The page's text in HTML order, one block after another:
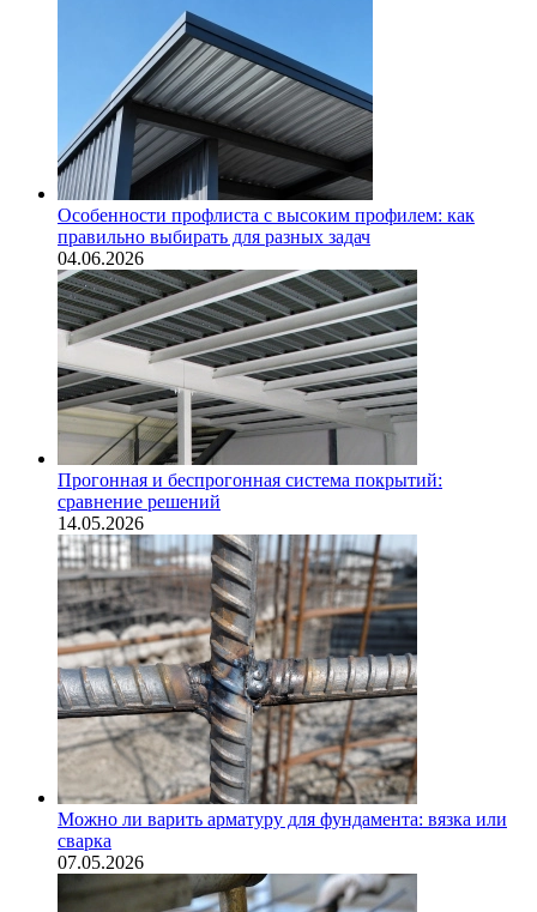
Особенности профлиста с высоким профилем: как
правильно выбирать для разных задач
04.06.2026
Прогонная и беспрогонная система покрытий:
сравнение решений
14.05.2026
Можно ли варить арматуру для фундамента: вязка или
сварка
07.05.2026